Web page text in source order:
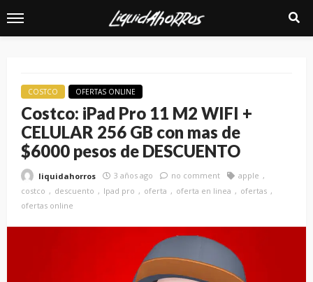
COSTCO OFERTAS ONLINE
Costco: iPad Pro 11 M2 WIFI +
CELULAR 256 GB con mas de
$6000 pesos de DESCUENTO
liquidahorros 3 años ago no comment
apple
costco
descuento Ipad pro oferta oferta en linea
ofertas
ofertas online